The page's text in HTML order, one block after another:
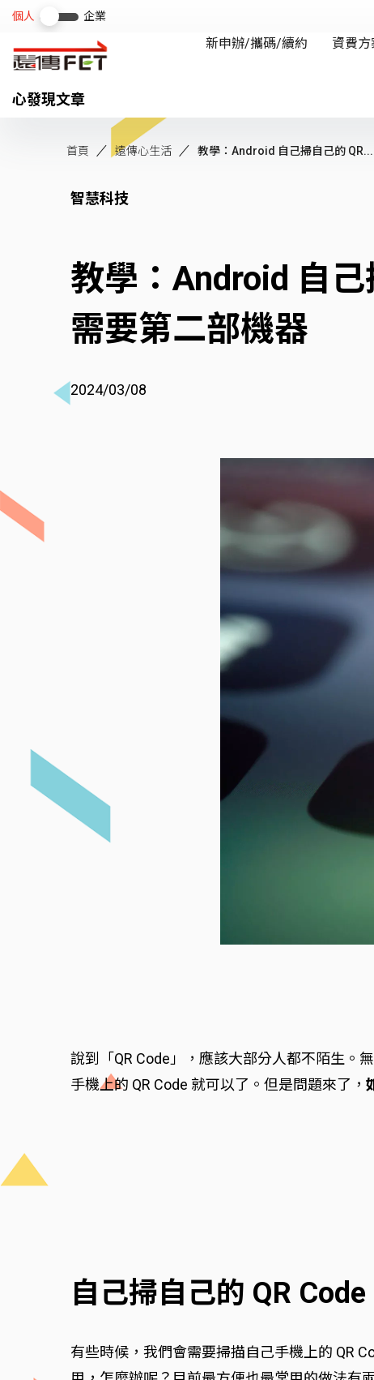
心發現文章
首頁 遠傳心生活 教學：Android 自己掃自己的 QR...
智慧科技
教學：Android 自
需要第二部機器
2024/03/08
說到「QR Code」，應該大部分人都不陌生。
手機上的 QR Code 就可以了。但是問題來了，
自己掃自己的 QR
有些時候，我們會需要掃描自己手機上的 QR